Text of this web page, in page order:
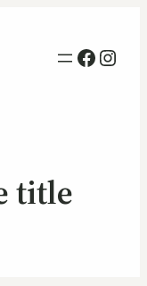
title